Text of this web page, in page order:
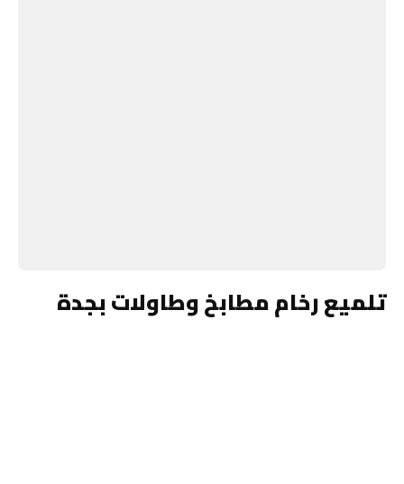
تلميع رخام مطابخ وطاولات بجدة